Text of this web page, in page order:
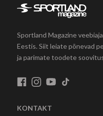
Sportland Magazine
Eestis. Siit leiate põnevad
ja parimate toodete
KONTAKT